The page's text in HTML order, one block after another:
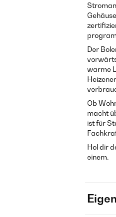
Der
warme
Ob
macht
ist für
Hol dir
einem.